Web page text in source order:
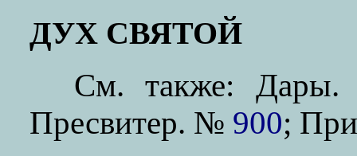
ДУХ СВЯТОЙ
См. также:
Пресвитер. № 900;